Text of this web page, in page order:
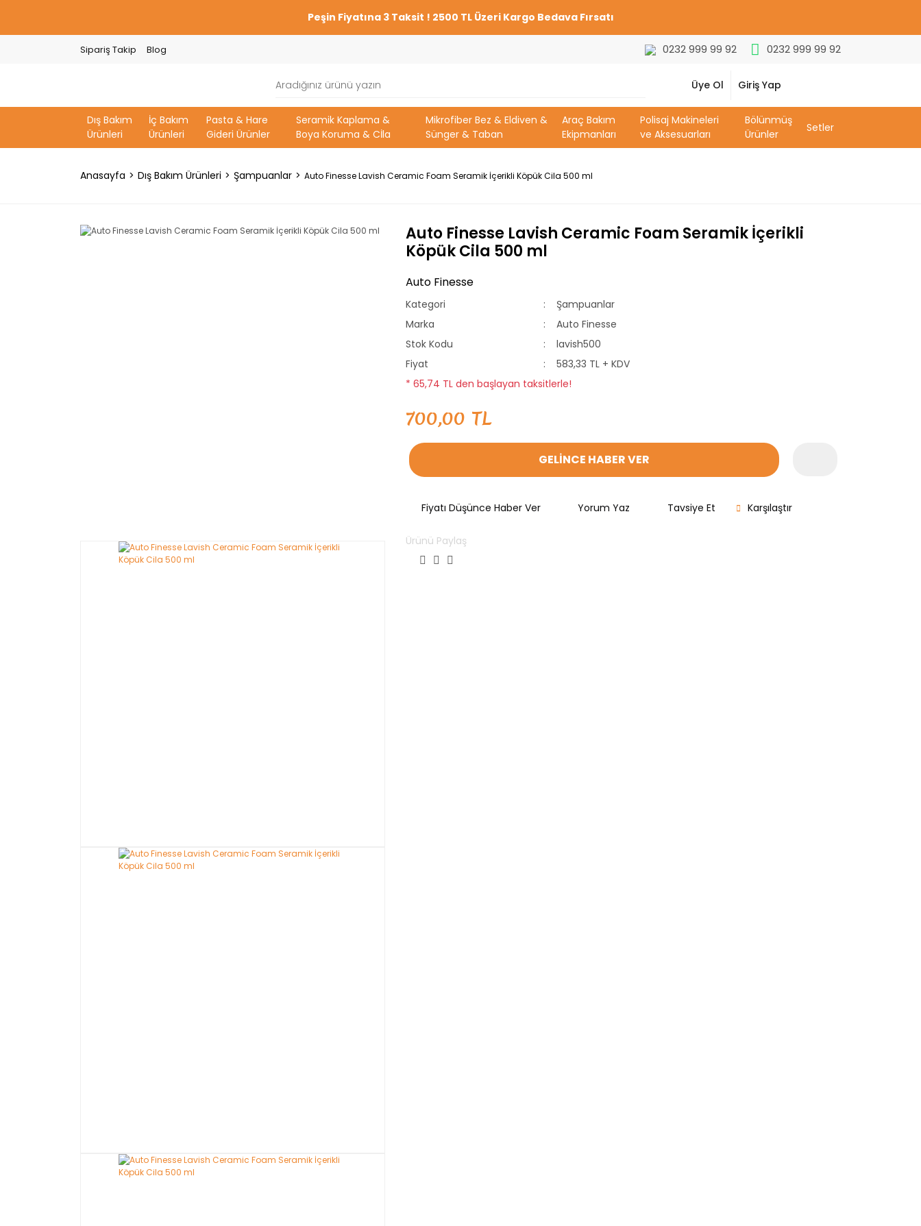
Peşin Fiyatına 3 Taksit ! 2500 TL Üzeri Kargo Bedava Fırsatı
Sipariş Takip Blog 0232 999 99 92 0232 999 99 92
Üye Ol Giriş Yap
Dış Bakım
Ürünleri
İç Bakım
Ürünleri
Pasta & Hare
Gideri Ürünler
Seramik Kaplama &
Boya Koruma & Cİla
Mikrofiber Bez & Eldiven &
Sünger & Taban
Araç Bakım
Ekipmanları
Polisaj Makineleri
ve Aksesuarları
Bölünmüş
Ürünler
Setler
Anasayfa Dış Bakım Ürünleri Şampuanlar Auto Finesse Lavish Ceramic Foam Seramik İçerikli Köpük Cila 500 ml
Auto Finesse Lavish Ceramic Foam Seramik İçerikli
Köpük Cila 500 ml
Auto Finesse
Kategori
Şampuanlar
Marka
Auto Finesse
Stok Kodu
lavish500
Fiyat
583,33 TL + KDV
* 65,74 TL den başlayan taksitlerle!
700,00 TL
GELİNCE HABER VER
Fiyatı Düşünce Haber Ver Yorum Yaz Tavsiye Et Karşılaştır
Ürünü Paylaş